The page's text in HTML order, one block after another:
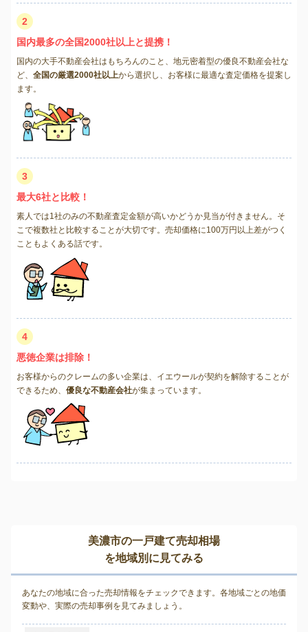
2
国内最多の全国2000社以上と提携！
国内の大手不動産会社はもちろんのこと、地元密着型の優良不動産会社な
ど、 全国の厳選2000社以上から選択し、お客様に最適な査定価格を提案し
ます。
3
最大6社と比較！
素人では1社のみの不動産査定金額が高いかどうか見当が付きません。そ
こで複数社と比較することが大切です。売却価格に100万円以上差がつく
こともよくある話です。
4
悪徳企業は排除！
お客様からのクレームの多い企業は、イエウールが契約を解除することが
できるため、 優良な不動産会社が集まっています。
美濃市の一戸建て売却相場
を地域別に見てみる
あなたの地域に合った売却情報をチェックできます。各地域ごとの地価
変動や、実際の売却事例を見てみましょう。